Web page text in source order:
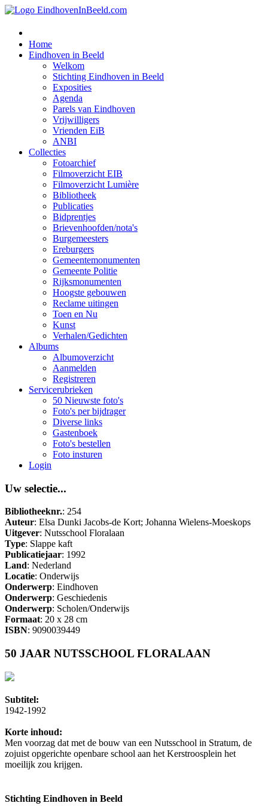
Home
Eindhoven in Beeld
Welkom
Stichting Eindhoven in Beeld
Exposities
Agenda
Parels van Eindhoven
Vrijwilligers
Vrienden EiB
ANBI
Collecties
Fotoarchief
Filmoverzicht EIB
Filmoverzicht Lumière
Bibliotheek
Publicaties
Bidprentjes
Brievenhoofden/nota's
Burgemeesters
Ereburgers
Gemeentemonumenten
Gemeente Politie
Rijksmonumenten
Hoogste gebouwen
Reclame uitingen
Toen en Nu
Kunst
Verhalen/Gedichten
Albums
Albumoverzicht
Aanmelden
Registreren
Servicerubrieken
50 Nieuwste foto's
Foto's per bijdrager
Diverse links
Gastenboek
Foto's bestellen
Foto insturen
Login
Uw selectie...
Bibliotheeknr.: 254
Auteur: Elsa Dunki Jacobs-de Kort; Johanna Wielens-Moeskops
Uitgever: Nutsschool Floralaan
Type: Slappe kaft
Publicatiejaar: 1992
Land: Nederland
Locatie: Onderwijs
Onderwerp: Eindhoven
Onderwerp: Geschiedenis
Onderwerp: Scholen/Onderwijs
Formaat: 20 x 28 cm
ISBN: 9090039449
50 JAAR NUTSSCHOOL FLORALAAN
Subtitel:
1942-1992
Korte inhoud:
Men voorzag dat met de bouw van een Nutsschool in Stratum, de
zojuist opgerichte openbare school aan het Kerstroosplein het
moeilijk zou krijgen.
Stichting Eindhoven in Beeld